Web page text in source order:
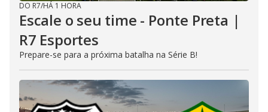
DO R7/HÁ 1 HORA
Escale o seu time - Ponte Preta |
R7 Esportes
Prepare-se para a próxima batalha na Série B!